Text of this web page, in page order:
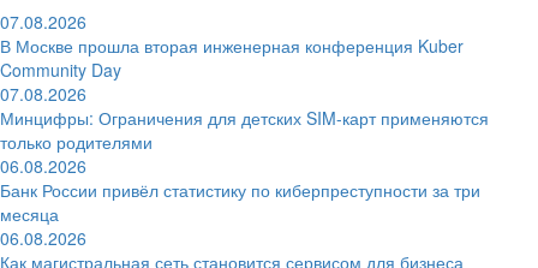
07.08.2026
В Москве прошла вторая инженерная конференция Kuber
Community Day
07.08.2026
Минцифры: Ограничения для детских SIM-карт применяются
только родителями
06.08.2026
Банк России привёл статистику по киберпреступности за три
месяца
06.08.2026
Как магистральная сеть становится сервисом для бизнеса